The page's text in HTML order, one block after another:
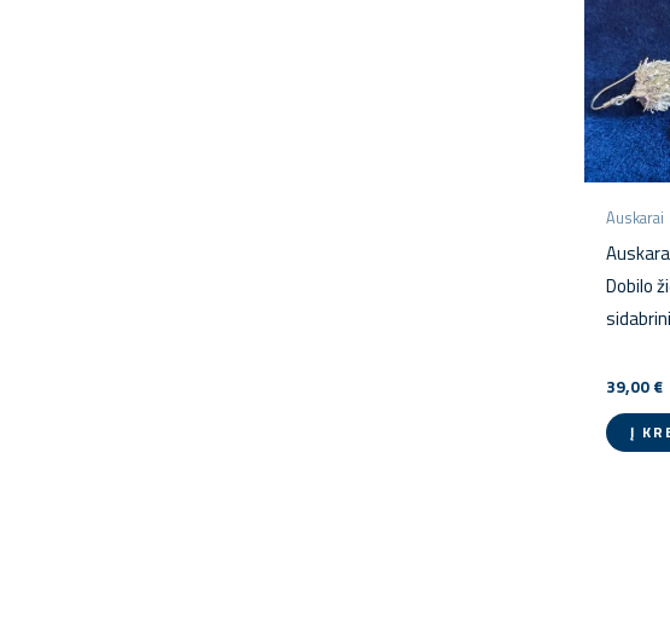
Auskarai
Dobilo
39,00 €
Į